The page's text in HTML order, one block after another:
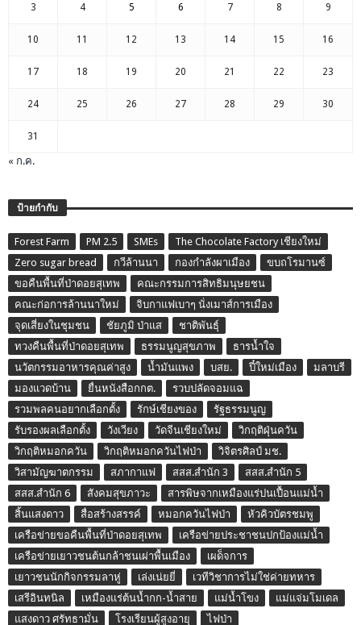
3 4 5 6 7 8 9
10 11 12 13 14 15 16
17 18 19 20 21 22 23
24 25 26 27 28 29 30
31
« ก.ค.
ป้ายกำกับ
Forest Farm PM 2.5 SMEs
The Chocolate Factory เชียงใหม่
Zero sugar bread
กวีล้านนา กองกำลังผาเมือง
ขบถโรมานซ์
ขอคืนพื้นที่ป่าดอยสุเทพ
คณะกรรมการสิทธิมนุษยชน
คณะก่อการล้านนาใหม่
จิบกาแฟเบาๆ นั่งเมาส์การเมือง
จุดเสี่ยงในชุมชน
ชัยภูมิ ป่าแส
ชาติพันธุ์
ทวงคืนพื้นที่ป่าดอยสุเทพ
ธรรมนูญสุขภาพ
ธารน้ำใจ
นวัตกรรมอาหารคุณค่าสูง
น้ำมันแพง บสย. ปี๋ใหม่เมือง
มลาบรี
มองแวดบ้าน
ยื่นหนังสือกกต.
รวบปลัดจอมแฉ
รวมพลคนอยากเลือกตั้ง
รักษ์เชียงของ
รัฐธรรมนูญ
รับรองผลเลือกตั้ง
วังเวียง วัดจีนเชียงใหม่
วิกฤติฝุ่นควัน
วิกฤติหมอกควัน
วิกฤติหมอกควันไฟป่า
วิจิตรศิลป์ มช.
วิสามัญฆาตกรรม
สภากาแฟ สสส.สำนัก 3
สสส.สำนัก 5
สสส.สำนัก 6
สังคมสุขภาวะ
สารพิษจากเหมืองแร่ปนเปื้อนแม่น้ำ
สิ้นแสงดาว
สื่อสร้างสรรค์ หมอกควันไฟป่า
หัวคิวบัตรชมพู
เครือข่ายขอคืนพื้นที่ป่าดอยสุเทพ
เครือข่ายประชาชนปกป้องแม่น้ำ
เครือข่ายเยาวชนต้นกล้าชนเผ่าพื้นเมือง
เผด็จการ
เยาวชนนักกิจกรรมลาหู่
เล่งเน่ยยี่
เวทีวิชาการไม่ใช่ค่ายทหาร
เสรีอินทนิล
เหมืองแร่ต้นน้ำกก-น้ำสาย แม่น้ำโขง
แม่แจ่มโมเดล
แสงดาว ศรัทธามั่น
โรงเรียนผู้สูงอายุ ไฟป่า